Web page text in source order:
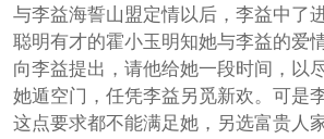
与李益海誓山盟定情以后，李益中了
聪明有才的霍小玉明知她与李益的爱
向李益提出，请他给她一段时间，以
她遁空门，任凭李益另觅新欢。可是
这点要求都不能满足她，另选富贵人